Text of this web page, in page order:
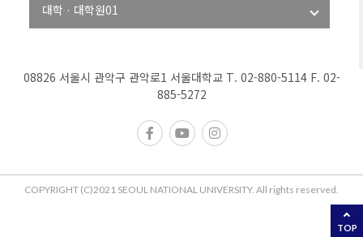
TOP
08826 서울시 관악구 관악로1 서울대학교 T. 02-880-5114 F. 02-
885-5272
COPYRIGHT (C)2021 SEOUL NATIONAL UNIVERSITY. All rights reserved.